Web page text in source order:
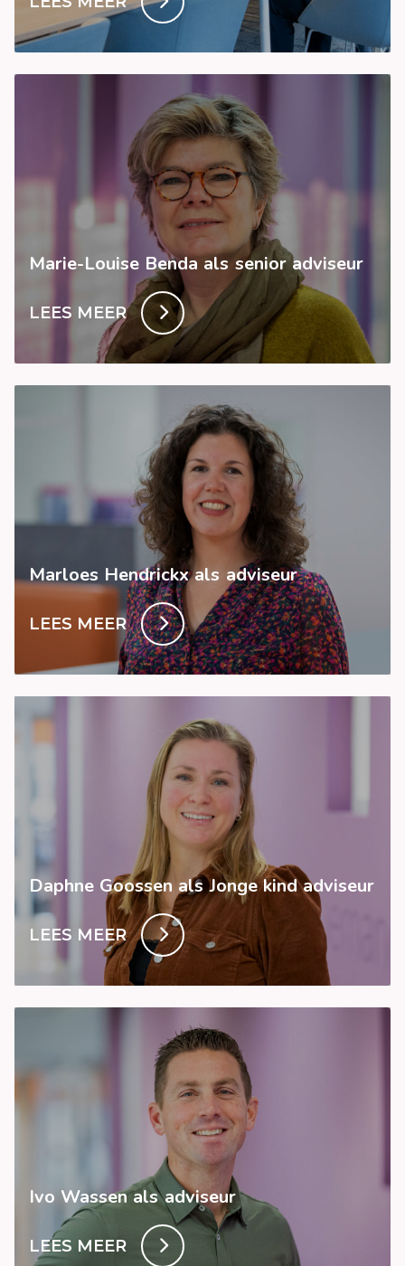
Marie-Louise Benda als senior adviseur
LEES MEER
Marloes Hendrickx als adviseur
LEES MEER
Daphne Goossen als Jonge kind adviseur
LEES MEER
Ivo Wassen als adviseur
LEES MEER